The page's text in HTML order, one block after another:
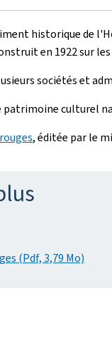
historique de
en 1922 sur
sociétés et
culturel
, éditée par le
(Pdf, 3,79 Mo)